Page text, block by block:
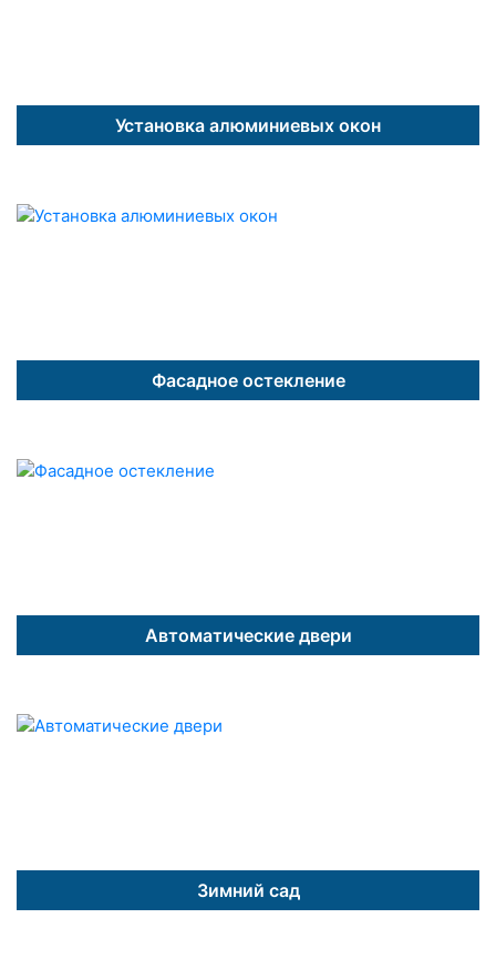
Установка алюминиевых окон
Фасадное остекление
Автоматические двери
Зимний сад